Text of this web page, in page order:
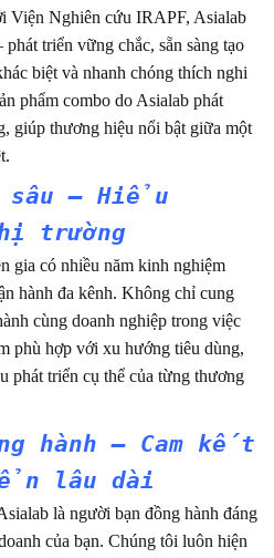
Viện Nghiên cứu IRAPF, Asialab
triển vững chắc, sẵn sàng tạo
biệt và nhanh chóng thích nghi
phẩm combo do Asialab phát
giúp thương hiệu nổi bật giữa một
sâu – Hiểu
trường
gia có nhiều năm kinh nghiệm
hành đa kênh. Không chỉ cung
cùng doanh nghiệp trong việc
phù hợp với xu hướng tiêu dùng,
phát triển cụ thể của từng thương
hành – Cam kết
lâu dài
là người bạn đồng hành đáng
của bạn. Chúng tôi luôn hiện